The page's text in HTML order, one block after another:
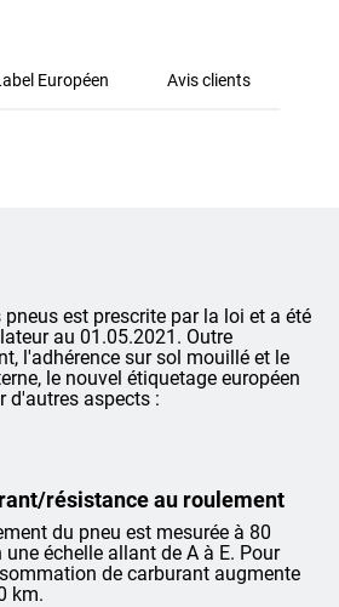
Européen Avis clients
pneus est prescrite par la loi et a été
au 01.05.2021. Outre
l'adhérence sur sol mouillé et le
le nouvel étiquetage européen
d'autres aspects :
résistance au roulement
du pneu est mesurée à 80
échelle allant de A à E. Pour
de carburant augmente
km.